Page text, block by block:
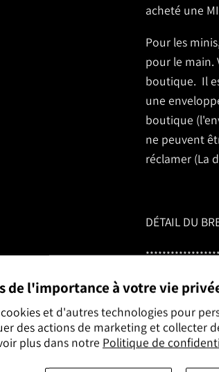
de l'importance à votre vie
et d'autres technologies pour
des actions de marketing et collecter
plus dans notre Politique de
acheté une
Pour les
pour le main.
boutique. Il
une
boutique
ne peuvent
réclamer (La
DÉTAIL DU
Upper Deck -
Upper Deck